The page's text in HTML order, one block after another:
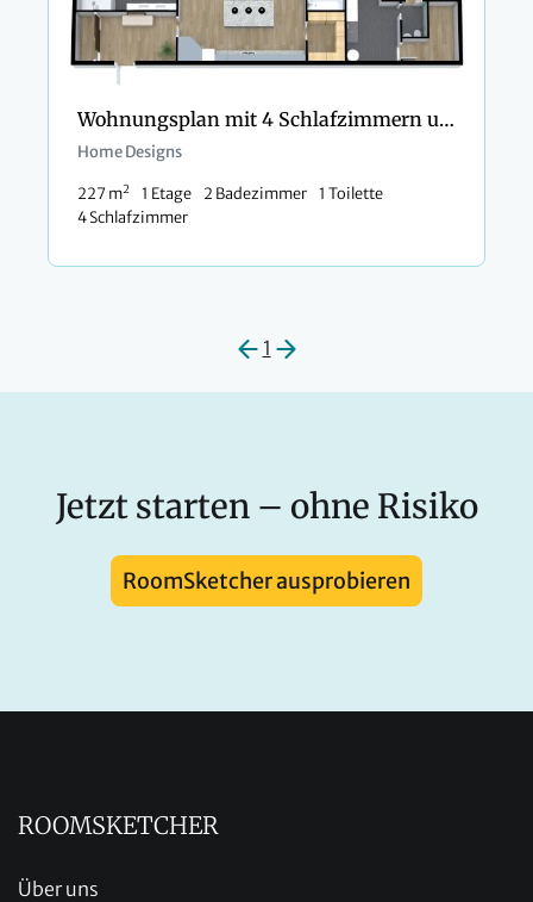
Wohnungsplan mit 4 Schlafzimmern und Balkon
Home Designs
227 m2 1 Etage 2 Badezimmer
1 Toilette
4 Schlafzimmer
1
Jetzt starten – ohne Risiko
RoomSketcher ausprobieren
ROOMSKETCHER
Über uns